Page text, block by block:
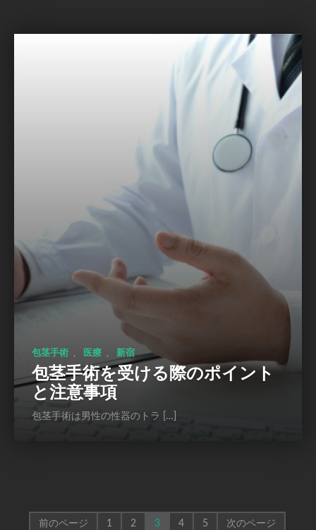
包茎手術 医療 新宿
包茎手術を受ける際のポイント
と注意事項
包茎手術は男性の性器のトラ […]
前のページ 1 2 3 4 5 次のページ